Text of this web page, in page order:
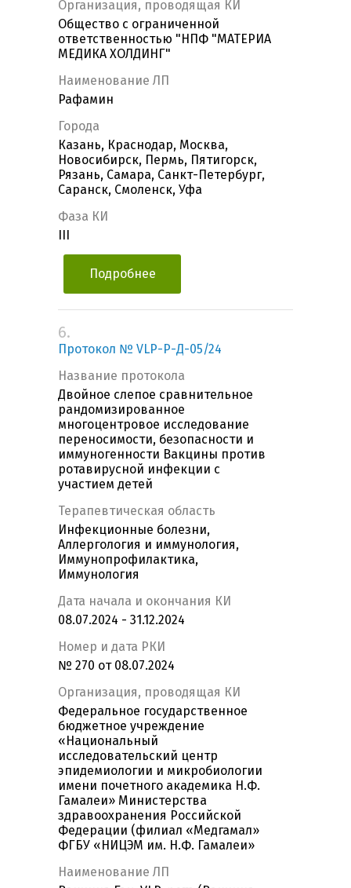
Организация, проводящая КИ
Общество с ограниченной
ответственностью "НПФ "МАТЕРИА
МЕДИКА ХОЛДИНГ"
Наименование ЛП
Рафамин
Города
Казань, Краснодар, Москва,
Новосибирск, Пермь, Пятигорск,
Рязань, Самара, Санкт-Петербург,
Саранск, Смоленск, Уфа
Фаза КИ
Подробнее
6.
Протокол № VLP-Р-Д-05/24
Название протокола
Двойное слепое сравнительное
рандомизированное
многоцентровое исследование
переносимости, безопасности и
иммуногенности Вакцины против
ротавирусной инфекции с
участием детей
Терапевтическая область
Инфекционные болезни,
Аллергология и иммунология,
Иммунопрофилактика,
Иммунология
Дата начала и окончания КИ
08.07.2024 - 31.12.2024
Номер и дата РКИ
№ 270 от 08.07.2024
Организация, проводящая КИ
Федеральное государственное
бюджетное учреждение
«Национальный
исследовательский центр
эпидемиологии и микробиологии
имени почетного академика Н.Ф.
Гамалеи» Министерства
здравоохранения Российской
Федерации (филиал «Медгамал»
ФГБУ «НИЦЭМ им. Н.Ф. Гамалеи»
Наименование ЛП